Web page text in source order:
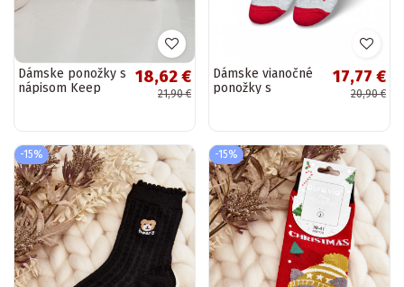
Dámske ponožky s
nápisom Keep
18,62 €
21,90 €
Dámske vianočné
ponožky s
17,77 €
20,90 €
-15% -15%